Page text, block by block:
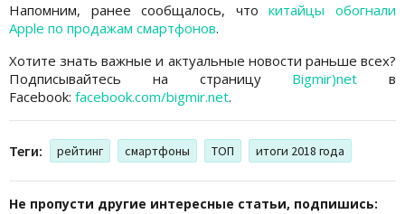
Напомним, ранее сообщалось, чтокитайцы обогнали
Apple по продажам смартфонов.
Хотите знать важные и актуальные новости раньше всех?
Подписывайтесь на страницу Bigmir)net в
Facebook: facebook.com/bigmir.net.
Теги: рейтинг смартфоны ТОП итоги 2018 года
Не пропусти другие интересные статьи, подпишись: